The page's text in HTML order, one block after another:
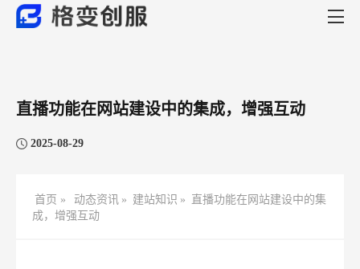
直播功能在网站建设中的集成，增强互动​
2025-08-29
首页 » 动态资讯 » 建站知识 »
直播功能在网站建设中的集
成，增强互动​